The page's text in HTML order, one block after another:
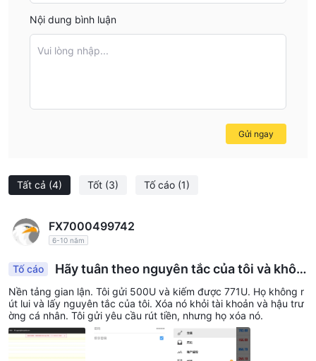
Tất cả (4) Tốt (3) Tố cáo (1)
FX7000499742
6-10 năm
Tố cáo
Hãy tuân theo nguyên tắc của tôi và khôn
g rút tiền sau khi kiếm lời. Họ xóa nó khỏi hậu trư
ờng
Nền tảng gian lận. Tôi gửi 500U và kiếm được 771U. Họ không r
út lui và lấy nguyên tắc của tôi. Xóa nó khỏi tài khoản và hậu trư
ờng cá nhân. Tôi gửi yêu cầu rút tiền, nhưng họ xóa nó.
Nội dung bình luận
Vui lòng nhập...
Gửi ngay